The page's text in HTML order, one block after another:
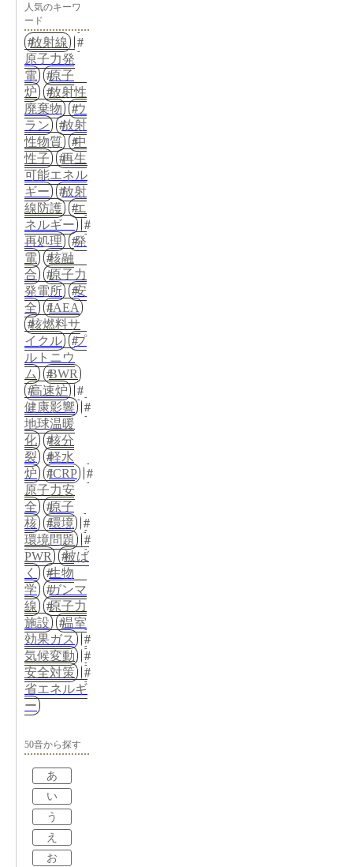
人気のキーワ
ード
放射線
原子力発
電
原子
炉
放射性
廃棄物
ウ
ラン
放射
性物質
中
性子
再生
可能エネル
ギー
放射
線防護
エ
ネルギー
再処理
発
電
核融
合
原子力
発電所
安
全
IAEA
核燃料サ
イクル
プ
ルトニウ
ム
BWR
高速炉
健康影響
地球温暖
化
核分
裂
軽水
炉
ICRP
原子力安
全
原子
核
環境
環境問題
PWR
被ば
く
生物
学
ガンマ
線
原子力
施設
温室
効果ガス
気候変動
安全対策
省エネルギ
ー
50音から探す
あ
い
う
え
お